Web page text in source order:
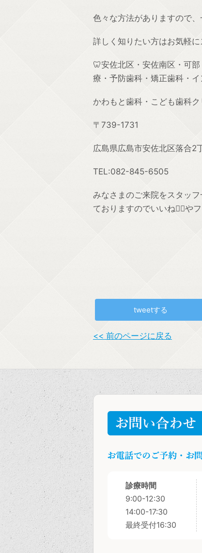
色々な方法がありますので
詳しく知りたい方はお気軽
🦷安佐北区・安佐南区・可
療・予防歯科・矯正歯科・
かわもと歯科・こども歯科
〒739-1731
広島県広島市安佐北区落合2
TEL:082-845-6505
みなさまのご来院をスタッ
ておりますのでいいね👍🏼や
tweetする
<< 前のページに戻る
診療時間
9:00-12:30
14:00-17:30
最終受付16:30